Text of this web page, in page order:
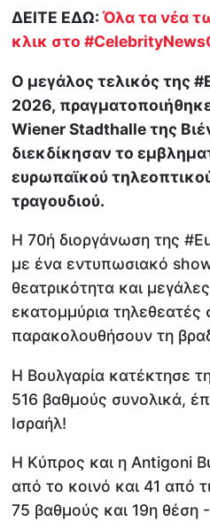
ΔΕΙΤΕ ΕΔΩ:Όλα τα νέα
κλικ στο
Ο μεγάλος τελικόςτης
2026,
Wiener Stadthalle της
διεκδίκησαν το
ευρωπαϊκού
τραγουδιού.
Η 70ή διοργάνωση της
με ένα εντυπωσιακό
θεατρικότητα και
εκατομμύρια
παρακολουθήσουν τη
Η Βουλγαρία κατέκτησε
516 βαθμούς συνολικά,
Ισραήλ!
Η Κύπρος και η Antigoni
από το κοινό και 41 από
75 βαθμούς και 19η θέση